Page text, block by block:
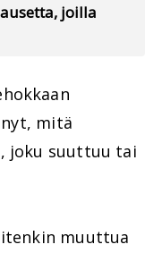
joilla
mitä
joku suuttuu tai
muuttua